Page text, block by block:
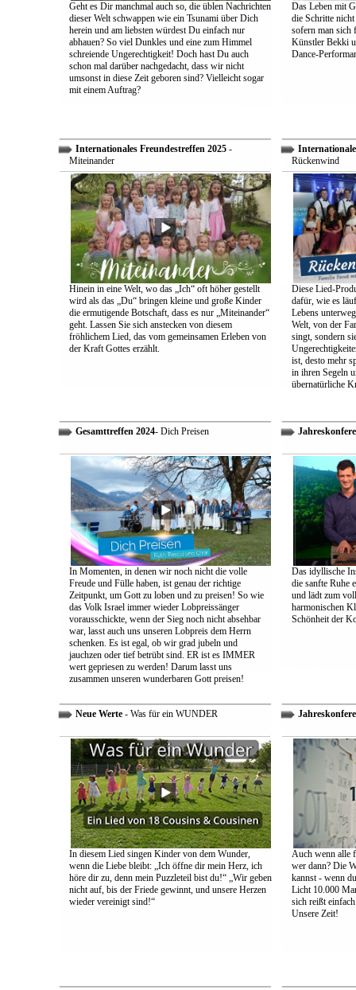
Geht es Dir manchmal auch so, die üblen Nachrichten
dieser Welt schwappen wie ein Tsunami über Dich
herein und am liebsten würdest Du einfach nur
abhauen? So viel Dunkles und eine zum Himmel
schreiende Ungerechtigkeit! Doch hast Du auch
schon mal darüber nachgedacht, dass wir nicht
umsonst in diese Zeit geboren sind? Vielleicht sogar
mit einem Auftrag?
Das Leben mit
die Schritte
sofern man sich
Künstler Bekki
Dance-
Internationales Freundestreffen 2025-
Miteinander
Hinein in eine Welt, wo das „Ich“ oft höher gestellt
wird als das „Du“ bringen kleine und große Kinder
die ermutigende Botschaft, dass es nur „Miteinander“
geht. Lassen Sie sich anstecken von diesem
fröhlichem Lied, das vom gemeinsamen Erleben von
der Kraft Gottes erzählt.
Rückenwind
Diese Lied-
dafür, wie es
Lebens
Welt, von der
singt, sondern
ist, desto mehr
in ihren Segeln
übernatürliche
Gesamttreffen 2024- Dich Preisen
In Momenten, in denen wir noch nicht die volle
Freude und Fülle haben, ist genau der richtige
Zeitpunkt, um Gott zu loben und zu preisen! So wie
das Volk Israel immer wieder Lobpreissänger
vorausschickte, wenn der Sieg noch nicht absehbar
war, lasst auch uns unseren Lobpreis dem Herrn
schenken. Es ist egal, ob wir grad jubeln und
jauchzen oder tief betrübt sind. ER ist es IMMER
wert gepriesen zu werden! Darum lasst uns
zusammen unseren wunderbaren Gott preisen!
Das idyllische
die sanfte Ruhe
und lädt zum
harmonischen
Schönheit der
Neue Werte- Was für ein WUNDER
In diesem Lied singen Kinder von dem Wunder,
wenn die Liebe bleibt: „Ich öffne dir mein Herz, ich
höre dir zu, denn mein Puzzleteil bist du!“ „Wir geben
nicht auf, bis der Friede gewinnt, und unsere Herzen
wieder vereinigt sind!“
Auch wenn alle
wer dann? Die
kannst - wenn
Licht 10.000
sich reißt
Unsere Zeit!